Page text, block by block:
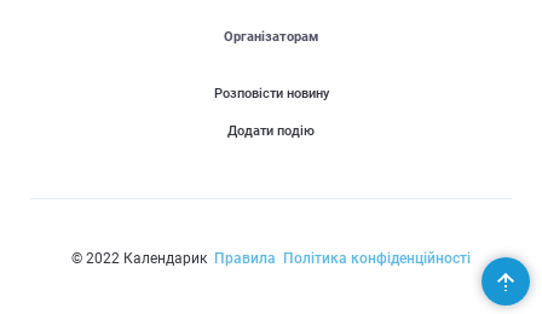
Організаторам
Розповісти новину
Додати подію
© 2022 Календарик Правила Політика конфіденційності